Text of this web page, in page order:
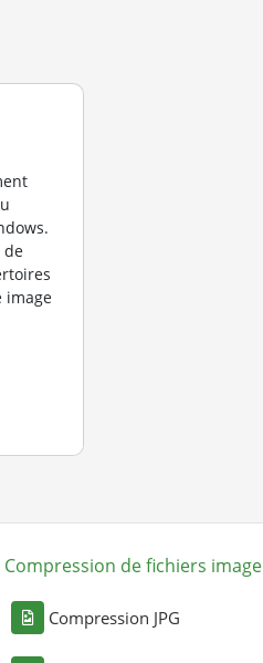
de
image
Compression de fichiers image
Compression JPG